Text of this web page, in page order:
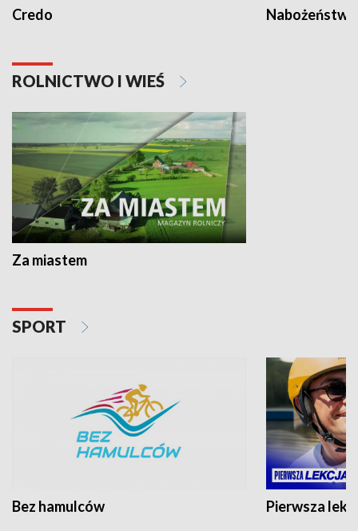
Credo
ROLNICTWO I WIEŚ
Za miastem
SPORT
Bez hamulców Pierwsza